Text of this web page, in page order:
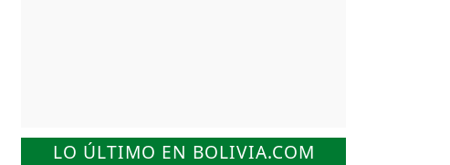
LO ÚLTIMO EN BOLIVIA.COM